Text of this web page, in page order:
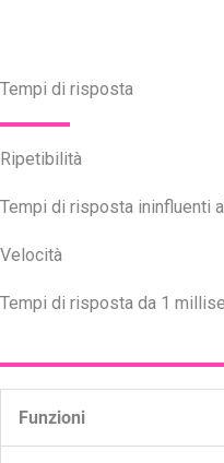
Tempi di risposta
Ripetibilità
Tempi di risposta ininfluenti
Velocità
Tempi di risposta da 1
Funzioni